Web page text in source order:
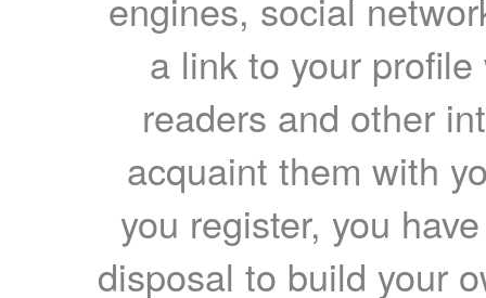
a link to your
readers and other
acquaint them with
you register, you
disposal to build your